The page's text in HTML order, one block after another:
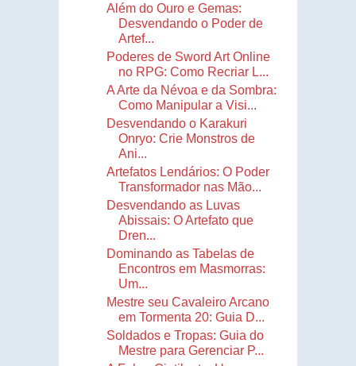
Além do Ouro e Gemas:
Desvendando o Poder de
Artef...
Poderes de Sword Art Online
no RPG: Como Recriar L...
A Arte da Névoa e da Sombra:
Como Manipular a Visi...
Desvendando o Karakuri
Onryo: Crie Monstros de
Ani...
Artefatos Lendários: O Poder
Transformador nas Mão...
Desvendando as Luvas
Abissais: O Artefato que
Dren...
Dominando as Tabelas de
Encontros em Masmorras:
Um...
Mestre seu Cavaleiro Arcano
em Tormenta 20: Guia D...
Soldados e Tropas: Guia do
Mestre para Gerenciar P...